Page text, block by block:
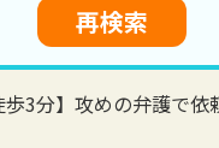
再検索
歩3分】攻めの弁護で